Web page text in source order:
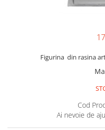
Alte ramuri sportive
Figurina din rasina
Cod
Ai nevoie de